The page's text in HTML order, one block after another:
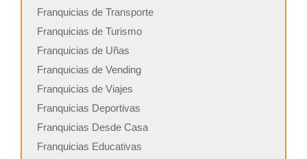
Franquicias de Transporte
Franquicias de Turismo
Franquicias de Uñas
Franquicias de Vending
Franquicias de Viajes
Franquicias Deportivas
Franquicias Desde Casa
Franquicias Educativas